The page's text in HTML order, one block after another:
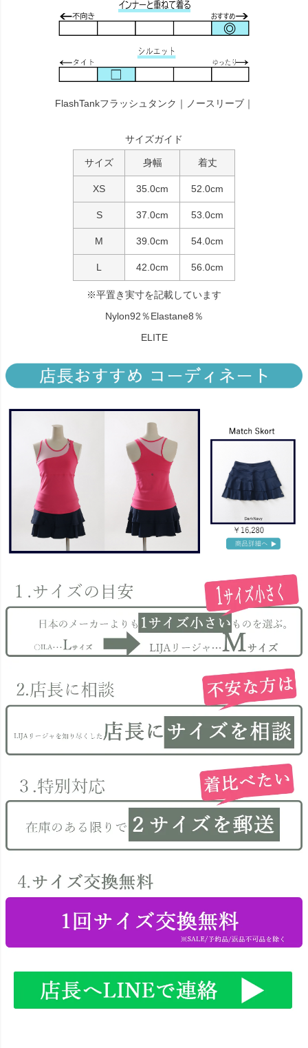
FlashTankフラッシュタンク｜ノースリーブ｜
サイズガイド
サイズ 身幅 着丈
XS 35.0cm 52.0cm
S 37.0cm 53.0cm
M 39.0cm 54.0cm
L 42.0cm 56.0cm
※平置き実寸を記載しています
Nylon92％Elastane8％
ELITE